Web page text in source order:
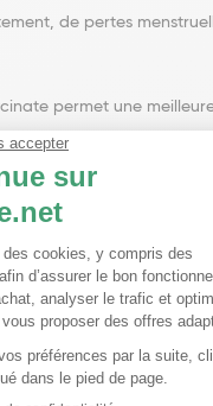
de pertes
permet une